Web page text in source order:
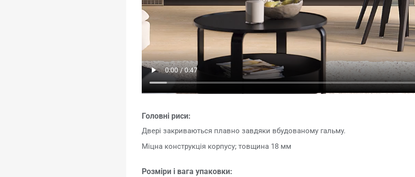
Головні риси:
Двері закриваються плавно завдяки вбудованому гальму.
Міцна конструкція корпусу; товщина 18 мм
Розміри і вага упаковки: